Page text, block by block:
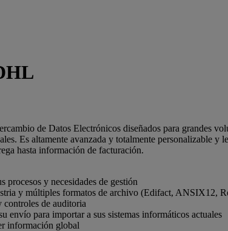
de Datos Electrónicos diseñados para grandes
Es altamente avanzada y totalmente personalizable
hasta información de facturación.
procesos y necesidades de gestión
y múltiples formatos de archivo (Edifact, ANSIX12,
de auditoria
envío para importar a sus sistemas informáticos actuales
información global